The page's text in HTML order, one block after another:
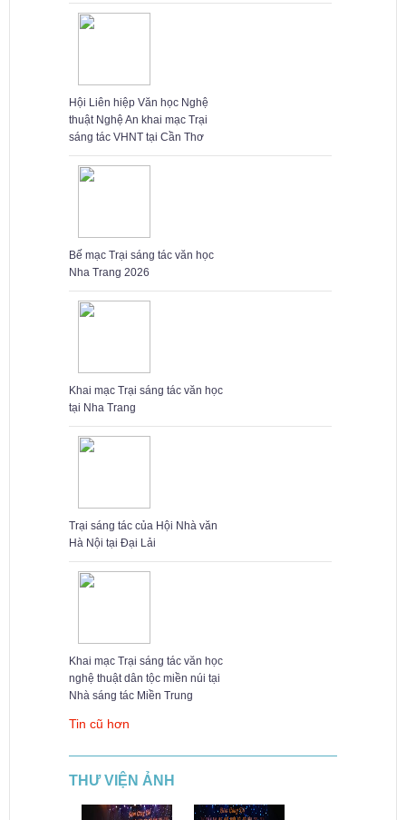
Hội Liên hiệp Văn học Nghệ
thuật Nghệ An khai mạc Trại
sáng tác VHNT tại Cần Thơ
Bế mạc Trại sáng tác văn học
Nha Trang 2026
Khai mạc Trại sáng tác văn học
tại Nha Trang
Trại sáng tác của Hội Nhà văn
Hà Nội tại Đại Lải
Khai mạc Trại sáng tác văn học
nghệ thuật dân tộc miền núi tại
Nhà sáng tác Miền Trung
Tin cũ hơn
THƯ VIỆN ẢNH